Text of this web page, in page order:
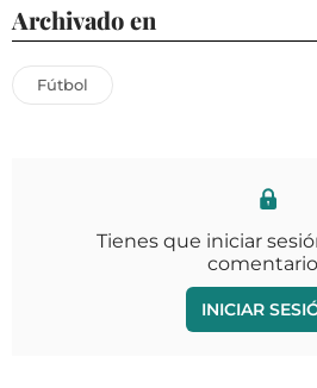
Archivado en
Fútbol
Tienes que iniciar
INICIAR